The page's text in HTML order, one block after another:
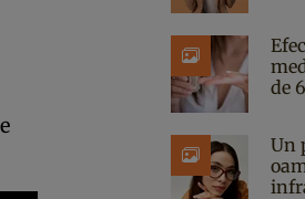
de
Un